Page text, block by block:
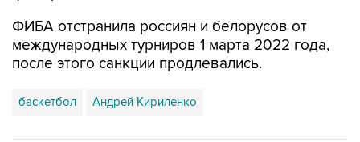
ФИБА отстранила россиян и белорусов от
международных турниров 1 марта 2022 года,
после этого санкции продлевались.
баскетбол Андрей Кириленко